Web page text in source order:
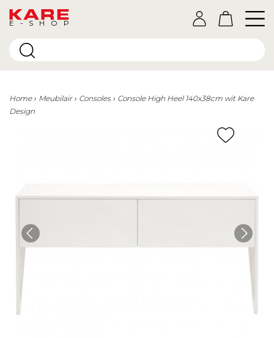
E-SHOP
Home Meubilair Consoles
Console High Heel 140x38cm wit Kare
Design